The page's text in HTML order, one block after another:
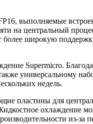
выполняемые
на центральный
широкую
Supermicro.
универсальному
недель.
пластины для
охлаждение
из-за